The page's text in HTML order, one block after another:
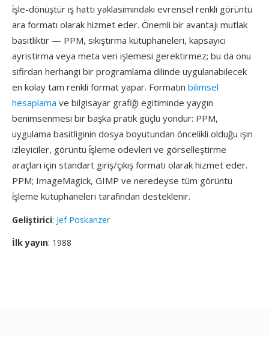
i̇şle-dönüştür iş hattı yaklasimindaki evrensel renkli görüntü
ara formatı olarak hizmet eder. Önemli bir avantajı mutlak
basitliktir — PPM, sıkıştırma kütüphaneleri, kapsayıcı
ayristirma veya meta veri işlemesi gerektirmez; bu da onu
sifirdan herhangi bir programlama dilinde uygulanabilecek
en kolay tam renkli format yapar. Formatın bilimsel
hesaplama ve bilgisayar grafiği egitiminde yaygın
benimsenmesi bir başka pratik güçlü yondur: PPM,
uygulama basitliginin dosya boyutundan öncelikli olduğu ışın
izleyiciler, görüntü i̇şleme odevleri ve görselleştirme
araçları için standart giriş/çıkış formatı olarak hizmet eder.
PPM; ImageMagick, GIMP ve neredeyse tüm görüntü
i̇şleme kütüphaneleri tarafından desteklenir.
Geliştirici: Jef Poskanzer
İlk yayın: 1988